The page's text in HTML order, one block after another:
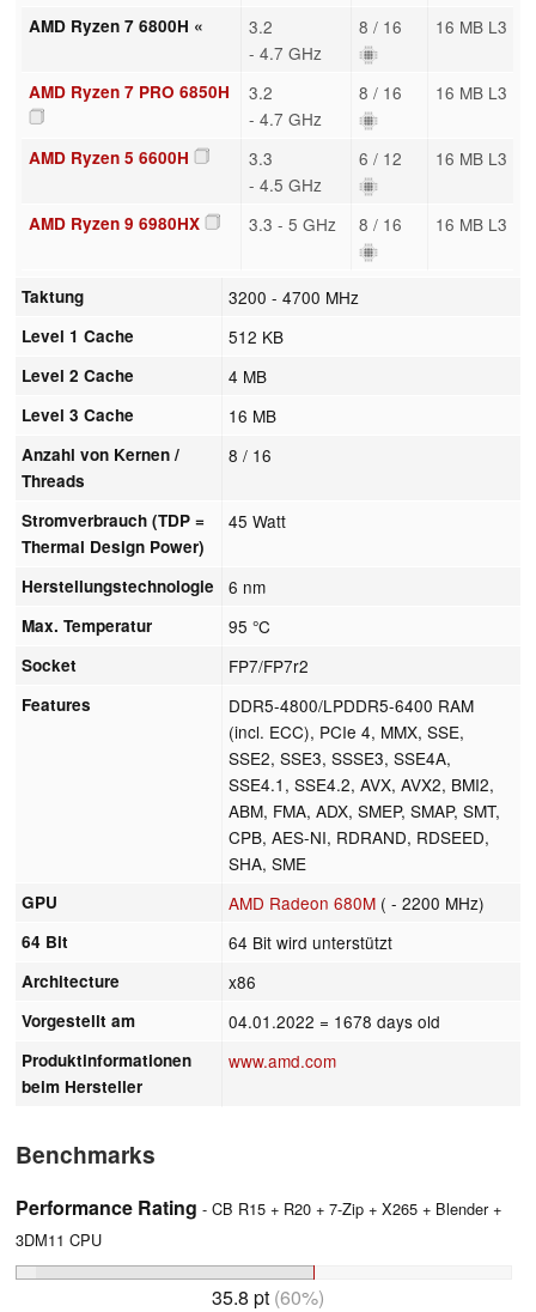
AMD Ryzen 7 6800H «
3.2
- 4.7 GHz
8 / 16 16 MB L3
AMD Ryzen 7 PRO 6850H
3.2
- 4.7 GHz
8 / 16 16 MB L3
AMD Ryzen 5 6600H
3.3
- 4.5 GHz
6 / 12 16 MB L3
AMD Ryzen 9 6980HX 3.3 - 5 GHz 8 / 16 16 MB L3
Taktung 3200 - 4700 MHz
Level 1 Cache 512 KB
Level 2 Cache 4 MB
Level 3 Cache 16 MB
Anzahl von Kernen /
Threads
8 / 16
Stromverbrauch (TDP =
Thermal Design Power)
45 Watt
Herstellungstechnologie 6 nm
Max. Temperatur 95 °C
Socket FP7/FP7r2
Features
DDR5-4800/LPDDR5-6400 RAM
(incl. ECC), PCIe 4, MMX, SSE,
SSE2, SSE3, SSSE3, SSE4A,
SSE4.1, SSE4.2, AVX, AVX2, BMI2,
ABM, FMA, ADX, SMEP, SMAP, SMT,
CPB, AES-NI, RDRAND, RDSEED,
SHA, SME
GPU AMD Radeon 680M ( - 2200 MHz)
64 Bit 64 Bit wird unterstützt
Architecture x86
Vorgestellt am 04.01.2022 = 1678 days old
Produktinformationen
beim Hersteller
www.amd.com
Benchmarks
Performance Rating - CB R15 + R20 + 7-Zip + X265 + Blender +
3DM11 CPU
35.8 pt (60%)